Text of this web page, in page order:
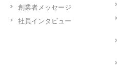
創業者メッセージ
社員インタビュー